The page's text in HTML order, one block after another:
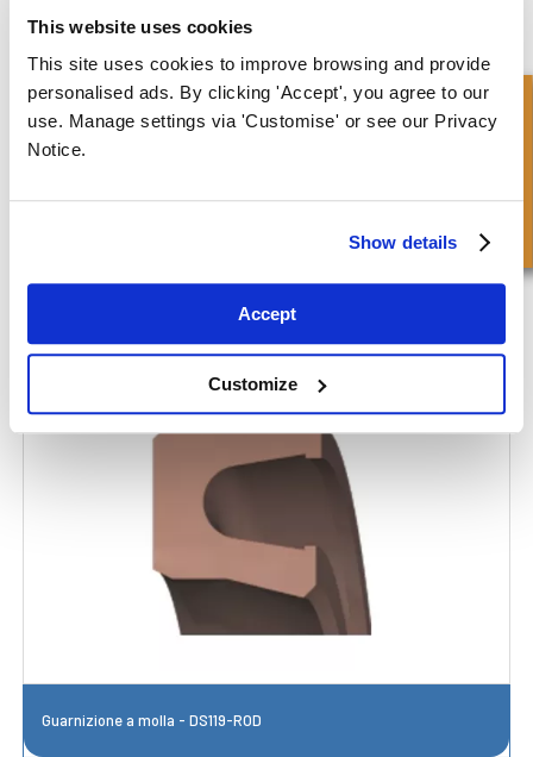
This website uses cookies
This site uses cookies to improve browsing and provide
personalised ads. By clicking 'Accept', you agree to our
use. Manage settings via 'Customise' or see our Privacy
Notice.
Show details
Accept
Customize
Guarnizione a molla - DS119-ROD
Richiesta Veloce